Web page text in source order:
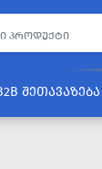
ᲨᲔᲗᲐᲕᲐᲖᲔᲑᲐ